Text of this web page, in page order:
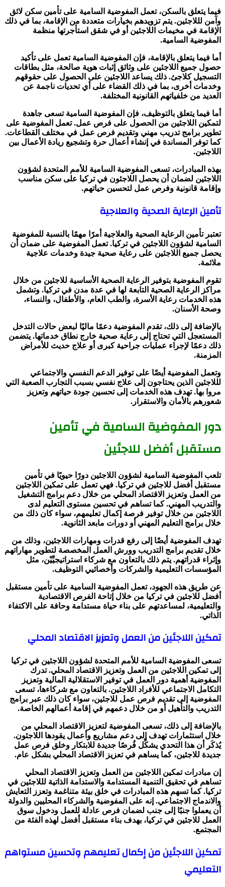
فيما يتعلق بالسكن، تعمل المفوضية السامية على تأمين سكن لائق
وآمن لللاجئين. يتم تزويدهم بخيارات متعددة من الإقامة، بما في ذلك
الإقامة في مخيمات اللاجئين أو في شقق استأجرتها منظمة
المفوضية السامية.
أما فيما يتعلق بالإقامة، فإن المفوضية السامية تعمل على تأكيد
حصول جميع اللاجئين على وثائق إثبات هوية صالحة، مثل بطاقات
التسجيل كلاجئ. ذلك يساعد اللاجئين على الحصول على حقوقهم
وخدمات أخرى، بما في ذلك القضاء على أي تحديات ناجمة عن
العديد من خلفياتهم القانونية المختلفة.
أما فيما يتعلق بالتوظيف، فإن المفوضية السامية تسعى جاهدة
لتمكين اللاجئين من الحصول على فرص عمل. تعمل المفوضية على
تطوير برامج تدريب مهني وتقديم فرص عمل في مختلف القطاعات.
كما توفر المساندة في إنشاء أعمال حرة وتشجيع ريادة الأعمال بين
اللاجئين.
بهذه المبادرات، تسعى المفوضية السامية للأمم المتحدة لشؤون
اللاجئين لضمان أن يحصل اللاجئون في تركيا على سكن مناسب
وإقامة قانونية وفرص عمل لتحسين حياتهم.
تأمين الرعاية الصحية والعلاجية
تعتبر تأمين الرعاية الصحية والعلاجية أمرًا مهمًا بالنسبة للمفوضية
السامية لشؤون اللاجئين في تركيا. تعمل المفوضية على ضمان أن
يحصل جميع اللاجئين على رعاية صحية جيدة وخدمات علاجية
ملائمة.
تقوم المفوضية بتوفير الرعاية الصحية الأساسية للاجئين من خلال
مراكز الرعاية الصحية التابعة لها في عدة مدن في تركيا. وتشمل
هذه الخدمات رعاية الأسرة، والطب العام، والأطفال، والنساء،
وصحة الأسنان.
بالإضافة إلى ذلك، تقدم المفوضية دعمًا ماليًا لبعض حالات التدخل
المستعجل التي تحتاج إلى رعاية صحية خارج نطاق خدماتها. يتضمن
ذلك دعمًا لإجراء عمليات جراحية كبرى أو علاج حديث للأمراض
المزمنة.
وتعمل المفوضية أيضًا على توفير الدعم النفسي والاجتماعي
لللاجئين الذين يحتاجون إلى علاج نفسي بسبب التجارب الصعبة التي
مروا بها. تهدف هذه الخدمات إلى تحسين جودة حياتهم وتعزيز
شعورهم بالأمان والاستقرار.
دور المفوضية السامية في تأمين
مستقبل أفضل للاجئين
تلعب المفوضية السامية لشؤون اللاجئين دورًا حيويًا في تأمين
مستقبل أفضل للاجئين في تركيا. فهي تعمل على تمكين اللاجئين
من العمل وتعزيز الاقتصاد المحلي من خلال دعم برامج التشغيل
والتدريب المهني. كما تساهم في تحسين مستوى التعليم لدى
اللاجئين من خلال توفير فرصة إكمال تعليمهم، سواء كان ذلك من
خلال برامج التعليم المهني أو دورات مابعد الثانوية.
تهدف المفوضية أيضًا إلى رفع قدرات ومهارات اللاجئين، وذلك من
خلال تقديم برامج التدريب وورش العمل المخصصة لتطوير مهاراتهم
وإثراء قدراتهم. يتم ذلك بالتعاون مع شركاء استراتيجيِّيْن، مثل
المؤسسات التعليمية والشركات وأخصائيي التوظيف.
عن طريق هذه الجهود، تعمل المفوضية السامية على تأمين مستقبل
أفضل للاجئين في تركيا من خلال إتاحة الفرص الاقتصادية
والتعليمية، لمساعدتهم على بناء حياة مستدامة وحافة على الاكتفاء
الذاتي.
تمكين اللاجئين من العمل وتعزيز الاقتصاد المحلي
تسعى المفوضية السامية للأمم المتحدة لشؤون اللاجئين في تركيا
إلى تمكين اللاجئين من العمل وتعزيز الاقتصاد المحلي. تدرك
المفوضية أهمية دور العمل في توفير الاستقلالية المالية وتعزيز
التكامل الاجتماعي للأفراد اللاجئين. بالتعاون مع شركاءها، تسعى
المفوضية إلى تقديم فرص عمل للاجئين، سواء كان ذلك عبر برامج
التدريب والتأهيل أو من خلال دعمهم في إقامة أعمالهم الخاصة.
بالإضافة إلى ذلك، تسعى المفوضية لتعزيز الاقتصاد المحلي من
خلال استثمارات تهدف إلى دعم مشاريع وأعمال يقودها اللاجئون.
يُذكَر أن هذا التحدي يشكِّل فُرصًا جديدة للابتكار وخلق فرص عمل
جديدة للاجئين، كما يساهم في تعزيز الاقتصاد المحلي بشكل عام.
إن مبادرات تمكين اللاجئين من العمل وتعزيز الاقتصاد المحلي
تساهم في تحقيق التنمية المستدامة والاستدامة الذاتية لللاجئين في
تركيا. كما تسهم هذه المبادرات في خلق بيئة متناغمة وتعزز التعايش
والاندماج الاجتماعي. إنه على المفوضية والشركاء المحليين والدولة
أن يعملوا جنبًا إلى جنب لضمان فرص عادلة للعمل ودخول سوق
العمل للاجئين في تركيا، بهدف بناء مستقبل أفضل لهذه الفئة من
المجتمع.
تمكين اللاجئين من إكمال تعليمهم وتحسين مستواهم
التعليمي